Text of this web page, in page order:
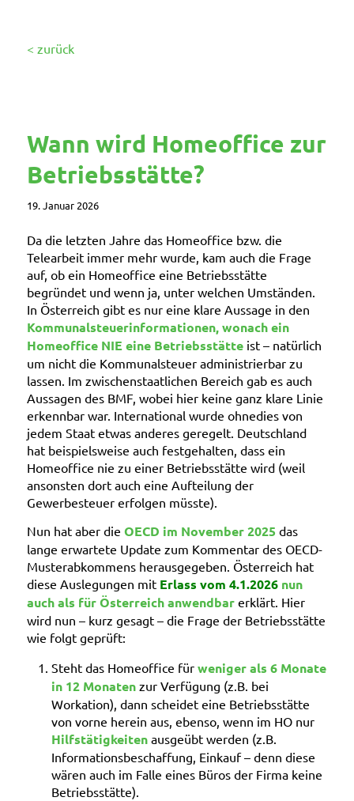
< zurück
Wann wird Homeoffice zur
Betriebsstätte?
19. Januar 2026
Da die letzten Jahre das Homeoffice bzw. die
Telearbeit immer mehr wurde, kam auch die Frage
auf, ob ein Homeoffice eine Betriebsstätte
begründet und wenn ja, unter welchen Umständen.
In Österreich gibt es nur eine klare Aussage in den
Kommunalsteuerinformationen, wonach ein
Homeoffice NIE eine Betriebsstätteist – natürlich
um nicht die Kommunalsteuer administrierbar zu
lassen. Im zwischenstaatlichen Bereich gab es auch
Aussagen des BMF, wobei hier keine ganz klare Linie
erkennbar war. International wurde ohnedies von
jedem Staat etwas anderes geregelt. Deutschland
hat beispielsweise auch festgehalten, dass ein
Homeoffice nie zu einer Betriebsstätte wird (weil
ansonsten dort auch eine Aufteilung der
Gewerbesteuer erfolgen müsste).
Nun hat aber die OECD im November 2025 das
lange erwartete Update zum Kommentar des OECD-
Musterabkommens herausgegeben. Österreich hat
diese Auslegungen mit Erlass vom 4.1.2026nun
auch als für Österreich anwendbarerklärt. Hier
wird nun – kurz gesagt – die Frage der Betriebsstätte
wie folgt geprüft:
Steht das Homeoffice für weniger als 6 Monate
in 12 Monatenzur Verfügung (z.B. bei
Workation), dann scheidet eine Betriebsstätte
von vorne herein aus, ebenso, wenn im HO nur
Hilfstätigkeiten ausgeübt werden (z.B.
Informationsbeschaffung, Einkauf – denn diese
wären auch im Falle eines Büros der Firma keine
Betriebsstätte).